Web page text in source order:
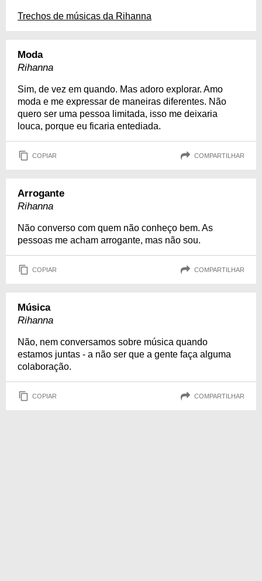
Trechos de músicas da Rihanna
Moda
Rihanna
Sim, de vez em quando. Mas adoro explorar. Amo
moda e me expressar de maneiras diferentes. Não
quero ser uma pessoa limitada, isso me deixaria
louca, porque eu ficaria entediada.
COPIAR COMPARTILHAR
Arrogante
Rihanna
Não converso com quem não conheço bem. As
pessoas me acham arrogante, mas não sou.
COPIAR COMPARTILHAR
Música
Rihanna
Não, nem conversamos sobre música quando
estamos juntas - a não ser que a gente faça alguma
colaboração.
COPIAR COMPARTILHAR